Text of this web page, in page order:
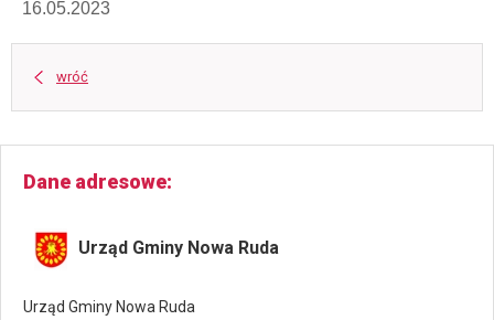
16.05.2023
wróć
Dane adresowe
Urząd Gminy Nowa Ruda
Urząd Gminy Nowa Ruda